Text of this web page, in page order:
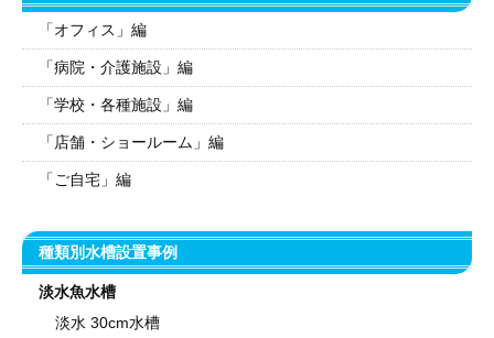
「オフィス」編
「病院・介護施設」編
「学校・各種施設」編
「店舗・ショールーム」編
「ご自宅」編
種類別水槽設置事例
淡水魚水槽
淡水 30cm水槽